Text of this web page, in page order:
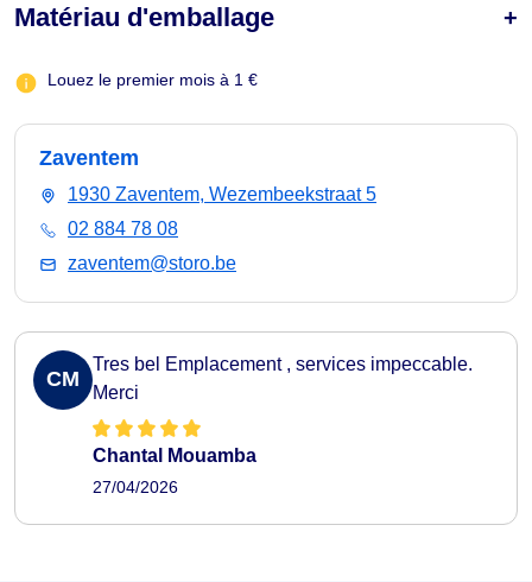
Matériau d'emballage
Louez le premier mois à 1 €
Zaventem
1930 Zaventem, Wezembeekstraat 5
02 884 78 08
zaventem@storo.be
CM
Tres bel Emplacement , services impeccable.
Merci
Chantal Mouamba
27/04/2026